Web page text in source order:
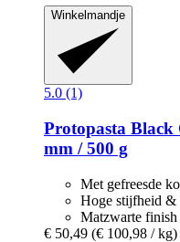
Winkelmandje
5.0 (1)
Protopasta Black
mm / 500 g
Met gefreesde
Hoge stijfheid
Matzwarte finish
€ 50,49 (€ 100,98 / kg)